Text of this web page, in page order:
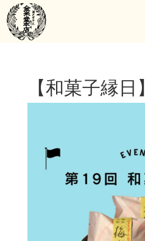
【和菓子縁日】